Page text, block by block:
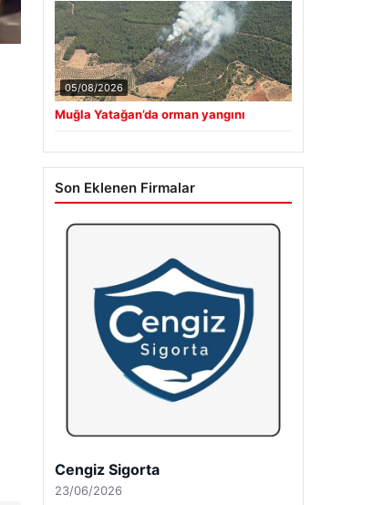
05/08/2026
Muğla Yatağan’da orman yangını
Son Eklenen Firmalar
Hastaş Beton
26/05/2026